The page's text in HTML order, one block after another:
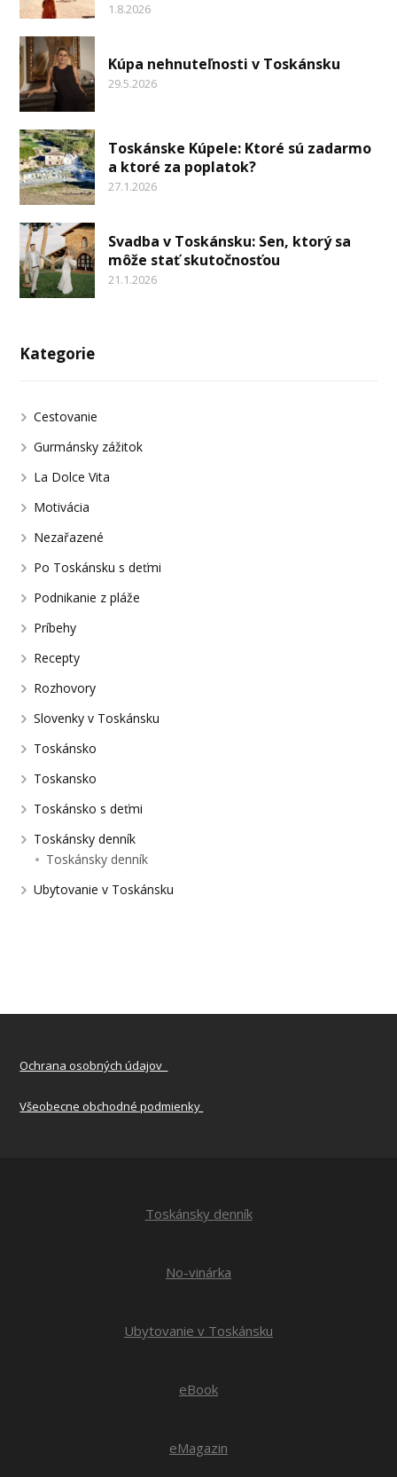
1.8.2026
Kúpa nehnuteľnosti v Toskánsku
29.5.2026
Toskánske Kúpele: Ktoré sú zadarmo
a ktoré za poplatok?
27.1.2026
Svadba v Toskánsku: Sen, ktorý sa
môže stať skutočnosťou
21.1.2026
Kategorie
Cestovanie
Gurmánsky zážitok
La Dolce Vita
Motivácia
Nezařazené
Po Toskánsku s deťmi
Podnikanie z pláže
Príbehy
Recepty
Rozhovory
Slovenky v Toskánsku
Toskánsko
Toskansko
Toskánsko s deťmi
Toskánsky denník
Toskánsky denník
Ubytovanie v Toskánsku
Ochrana osobných údajov
Všeobecne obchodné podmienky
Toskánsky denník
No-vinárka
Ubytovanie v Toskánsku
eBook
eMagazin